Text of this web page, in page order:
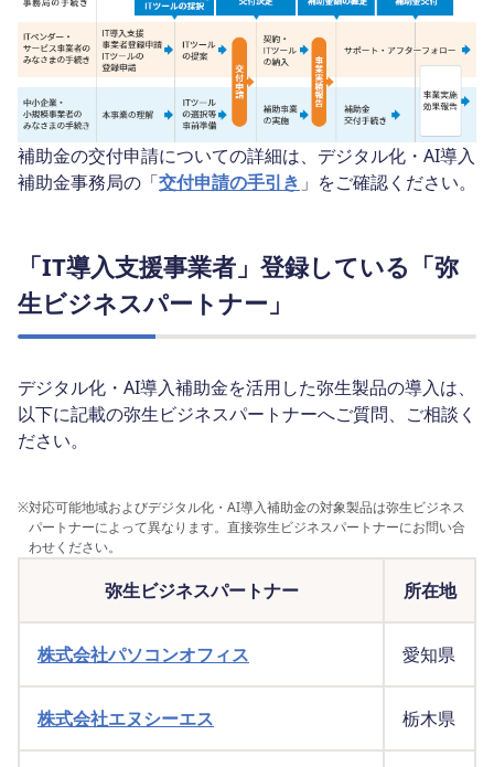
補助金の交付申請についての詳細は、デジタル化・AI導入
補助金事務局の「交付申請の手引き 」をご確認ください。
「IT導入支援事業者」登録している「弥
生ビジネスパートナー」
デジタル化・AI導入補助金を活用した弥生製品の導入は、
以下に記載の弥生ビジネスパートナーへご質問、ご相談く
ださい。
※対応可能地域およびデジタル化・AI導入補助金の対象製品は弥生ビジネス
パートナーによって異なります。直接弥生ビジネスパートナーにお問い合
わせください。
弥生ビジネスパートナー 所在地
株式会社パソコンオフィス 愛知県
株式会社エヌシーエス 栃木県